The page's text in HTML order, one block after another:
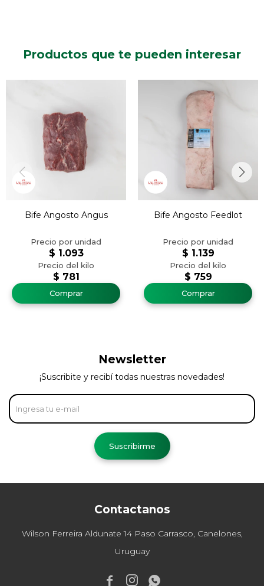
Productos que te pueden interesar
Bife Angosto Angus
$ 781
$ 1.093
Bife Angosto Feedlot
$ 759
$ 1.139
Contactanos
Wilson Ferreira Aldunate 14 Paso Carrasco, Canelones,
Uruguay
  
Newsletter
¡Suscribite y recibí todas nuestras novedades!
Suscribirme